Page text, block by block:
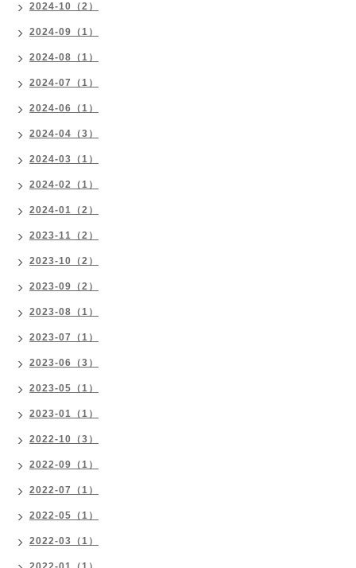
2024-10（2）
2024-09（1）
2024-08（1）
2024-07（1）
2024-06（1）
2024-04（3）
2024-03（1）
2024-02（1）
2024-01（2）
2023-11（2）
2023-10（2）
2023-09（2）
2023-08（1）
2023-07（1）
2023-06（3）
2023-05（1）
2023-01（1）
2022-10（3）
2022-09（1）
2022-07（1）
2022-05（1）
2022-03（1）